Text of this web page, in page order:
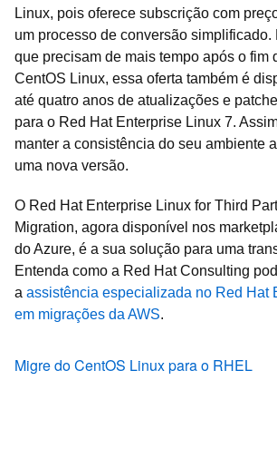
Linux, pois oferece subscrição com
um processo de conversão simplificado.
que precisam de mais tempo após o fim
CentOS Linux, essa oferta também é
até quatro anos de atualizações e
para o Red Hat Enterprise Linux 7.
manter a consistência do seu ambiente
uma nova versão.
O Red Hat Enterprise Linux for Third
Migration, agora disponível nos
do Azure, é a sua solução para uma
Entenda como a Red Hat Consulting
a assistência especializada no Red Hat
em migrações da AWS.
Migre do CentOS Linux para o RHEL